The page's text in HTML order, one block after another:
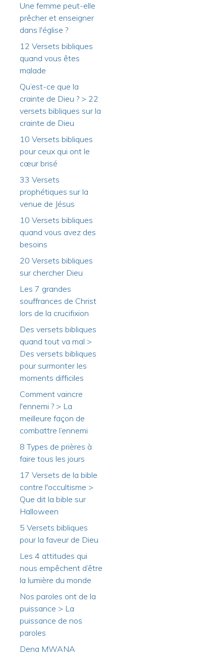
Une femme peut-elle
prêcher et enseigner
dans l'église ?
12 Versets bibliques
quand vous êtes
malade
Qu’est-ce que la
crainte de Dieu ? > 22
versets bibliques sur la
crainte de Dieu
10 Versets bibliques
pour ceux qui ont le
cœur brisé
33 Versets
prophétiques sur la
venue de Jésus
10 Versets bibliques
quand vous avez des
besoins
20 Versets bibliques
sur chercher Dieu
Les 7 grandes
souffrances de Christ
lors de la crucifixion
Des versets bibliques
quand tout va mal >
Des versets bibliques
pour surmonter les
moments difficiles
Comment vaincre
l'ennemi ? > La
meilleure façon de
combattre l’ennemi
8 Types de prières à
faire tous les jours
17 Versets de la bible
contre l'occultisme >
Que dit la bible sur
Halloween
5 Versets bibliques
pour la faveur de Dieu
Les 4 attitudes qui
nous empêchent d’être
la lumière du monde
Nos paroles ont de la
puissance > La
puissance de nos
paroles
Dena MWANA